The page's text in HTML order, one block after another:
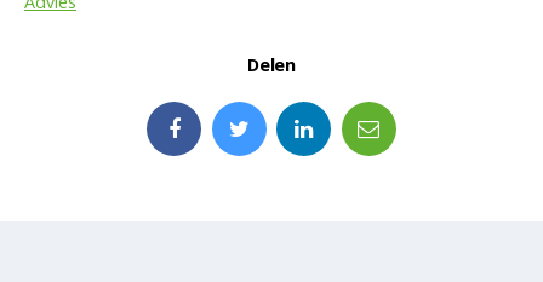
Delen